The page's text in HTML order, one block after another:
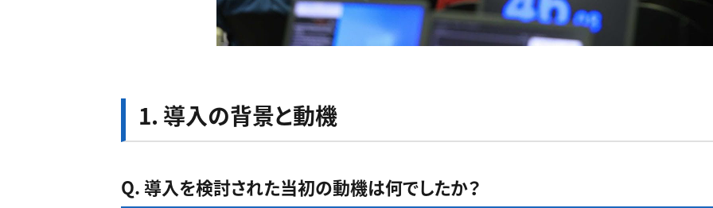
1. 導入の背景と動機
Q. 導入を検討された当初の動機は何でしたか？